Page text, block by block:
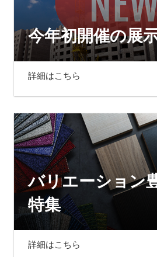
今年初開催の展
詳細はこちら
バリエーション
特集
詳細はこちら